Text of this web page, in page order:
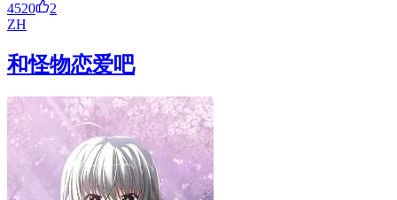
4520
2
ZH
和怪物恋爱吧